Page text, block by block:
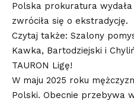
Polska prokuratura
zwróciła się o ekstradycję.
Czytaj także: Szalony
Kawka, Bartodziejski i
TAURON Ligę!
W maju 2025 roku
Polski. Obecnie przebywa